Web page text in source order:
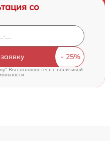
со
Вы соглашаетесь cполитикой